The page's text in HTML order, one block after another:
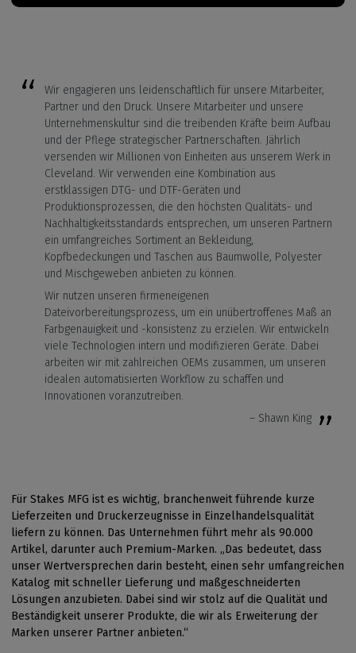
Wir engagieren uns leidenschaftlich für unsere Mitarbeiter,
Partner und den Druck. Unsere Mitarbeiter und unsere
Unternehmenskultur sind die treibenden Kräfte beim Aufbau
und der Pflege strategischer Partnerschaften. Jährlich
versenden wir Millionen von Einheiten aus unserem Werk in
Cleveland. Wir verwenden eine Kombination aus
erstklassigen DTG- und DTF-Geräten und
Produktionsprozessen, die den höchsten Qualitäts- und
Nachhaltigkeitsstandards entsprechen, um unseren Partnern
ein umfangreiches Sortiment an Bekleidung,
Kopfbedeckungen und Taschen aus Baumwolle, Polyester
und Mischgeweben anbieten zu können.
Wir nutzen unseren firmeneigenen
Dateivorbereitungsprozess, um ein unübertroffenes Maß an
Farbgenauigkeit und -konsistenz zu erzielen. Wir entwickeln
viele Technologien intern und modifizieren Geräte. Dabei
arbeiten wir mit zahlreichen OEMs zusammen, um unseren
idealen automatisierten Workflow zu schaffen und
Innovationen voranzutreiben.
– Shawn King
Für Stakes MFG ist es wichtig, branchenweit führende kurze
Lieferzeiten und Druckerzeugnisse in Einzelhandelsqualität
liefern zu können. Das Unternehmen führt mehr als 90.000
Artikel, darunter auch Premium-Marken. „Das bedeutet, dass
unser Wertversprechen darin besteht, einen sehr umfangreichen
Katalog mit schneller Lieferung und maßgeschneiderten
Lösungen anzubieten. Dabei sind wir stolz auf die Qualität und
Beständigkeit unserer Produkte, die wir als Erweiterung der
Marken unserer Partner anbieten.“